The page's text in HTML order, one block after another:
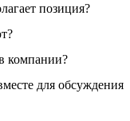
позиция?
компании?
для обсуждения